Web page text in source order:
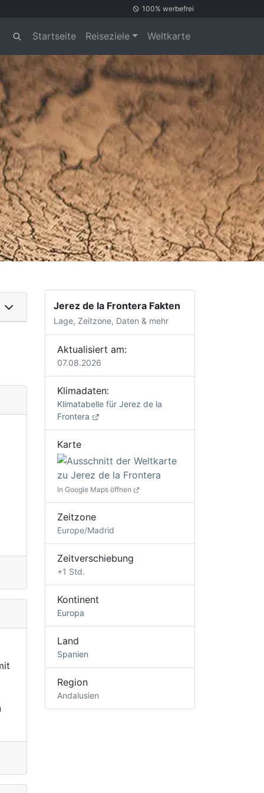
100% werbefrei
Startseite Reiseziele Weltkarte
Jerez de la Frontera Fakten
Lage, Zeitzone, Daten & mehr
Aktualisiert am:
07.08.2026
Klimadaten:
Klimatabelle für Jerez de la
Frontera
Karte
In Google Maps öffnen
Zeitzone
Europe/Madrid
Zeitverschiebung
+1 Std.
Kontinent
Europa
Land
Spanien
Region
Andalusien